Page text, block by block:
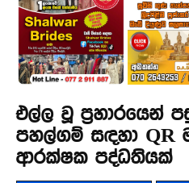
එල්ල වූ ප්‍රහාරයෙන්
පහල්ගම් සඳහා QR
ආරක්ෂක පද්ධතියක්